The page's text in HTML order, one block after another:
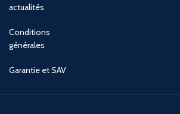
actualités
Conditions
générales
Garantie et SAV